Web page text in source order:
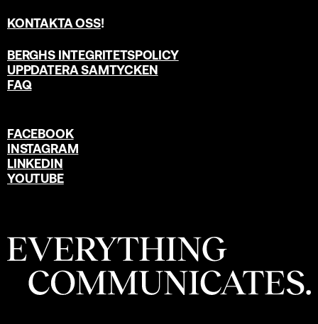
KONTAKTA OSS!
BERGHS INTEGRITETSPOLICY
UPPDATERA SAMTYCKEN
FAQ
FACEBOOK
INSTAGRAM
LINKEDIN
YOUTUBE